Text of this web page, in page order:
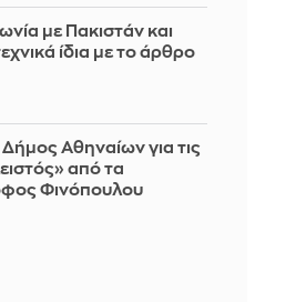
με Πακιστάν και
ίδια με το άρθρο
Αθηναίων για τις
από τα
Φινόπουλου